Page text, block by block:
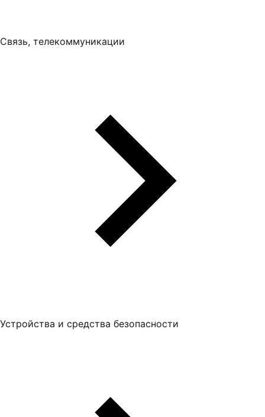
Связь, телекоммуникации
Устройства и средства безопасности